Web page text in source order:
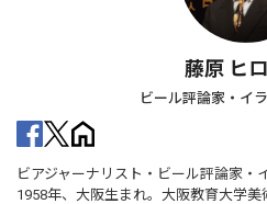
藤原 ヒ
ビール評論家・イ
ビアジャーナリスト・ビール評論家・
1958年、大阪生まれ。大阪教育大学